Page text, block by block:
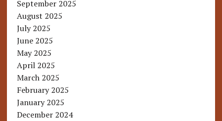
September 2025
August 2025
July 2025
June 2025
May 2025
April 2025
March 2025
February 2025
January 2025
December 2024